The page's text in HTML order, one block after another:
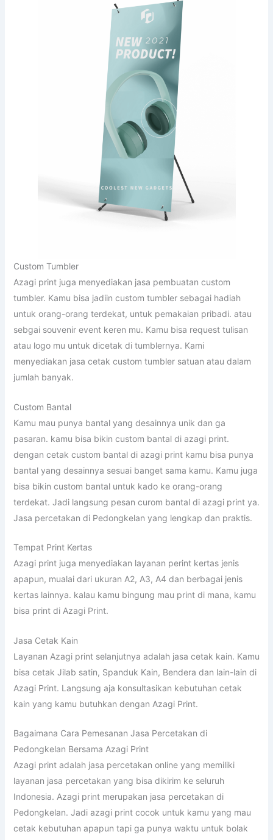
Custom Tumbler
Azagi print juga menyediakan jasa pembuatan custom
tumbler. Kamu bisa jadiin custom tumbler sebagai hadiah
untuk orang-orang terdekat, untuk pemakaian pribadi. atau
sebgai souvenir event keren mu. Kamu bisa request tulisan
atau logo mu untuk dicetak di tumblernya. Kami
menyediakan jasa cetak custom tumbler satuan atau dalam
jumlah banyak.
Custom Bantal
Kamu mau punya bantal yang desainnya unik dan ga
pasaran. kamu bisa bikin custom bantal di azagi print.
dengan cetak custom bantal di azagi print kamu bisa punya
bantal yang desainnya sesuai banget sama kamu. Kamu juga
bisa bikin custom bantal untuk kado ke orang-orang
terdekat. Jadi langsung pesan curom bantal di azagi print ya.
Jasa percetakan di Pedongkelan yang lengkap dan praktis.
Tempat Print Kertas
Azagi print juga menyediakan layanan perint kertas jenis
apapun, mualai dari ukuran A2, A3, A4 dan berbagai jenis
kertas lainnya. kalau kamu bingung mau print di mana, kamu
bisa print di Azagi Print.
Jasa Cetak Kain
Layanan Azagi print selanjutnya adalah jasa cetak kain. Kamu
bisa cetak Jilab satin, Spanduk Kain, Bendera dan lain-lain di
Azagi Print. Langsung aja konsultasikan kebutuhan cetak
kain yang kamu butuhkan dengan Azagi Print.
Bagaimana Cara Pemesanan Jasa Percetakan di
Pedongkelan Bersama Azagi Print
Azagi print adalah jasa percetakan online yang memiliki
layanan jasa percetakan yang bisa dikirim ke seluruh
Indonesia. Azagi print merupakan jasa percetakan di
Pedongkelan. Jadi azagi print cocok untuk kamu yang mau
cetak kebutuhan apapun tapi ga punya waktu untuk bolak